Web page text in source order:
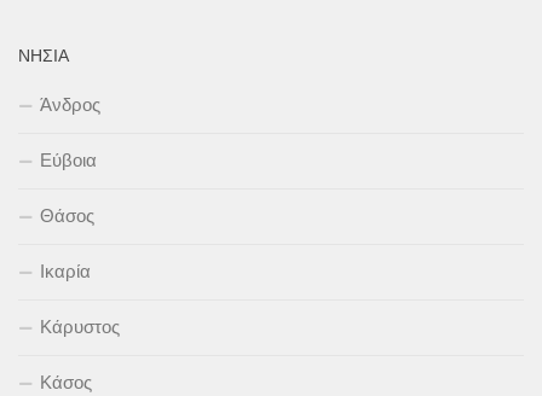
ΝΗΣΙΆ
Άνδρος
Εύβοια
Θάσος
Ικαρία
Κάρυστος
Κάσος